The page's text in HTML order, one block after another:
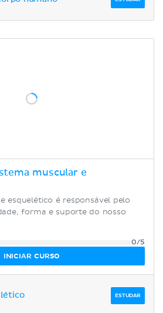
muscular e
esquelético é responsável pelo
forma e suporte do nosso
0/5
INICIAR CURSO
ESTUDAR